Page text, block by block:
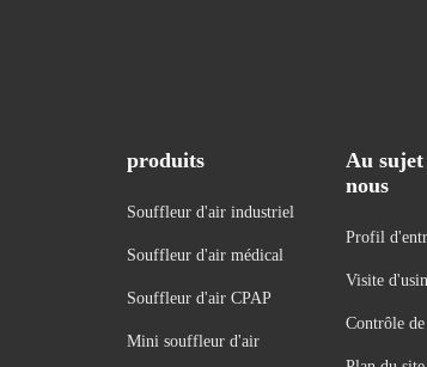
produits
Souffleur d'air industriel
Souffleur d'air médical
Souffleur d'air CPAP
Mini souffleur d'air
Au sujet
nous
Profil
Visite
Contrôle